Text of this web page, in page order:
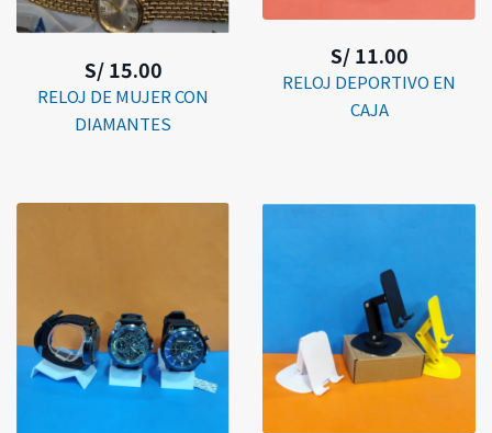
S/ 15.00
RELOJ DE MUJER CON
DIAMANTES
S/ 11.00
RELOJ DEPORTIVO EN
CAJA